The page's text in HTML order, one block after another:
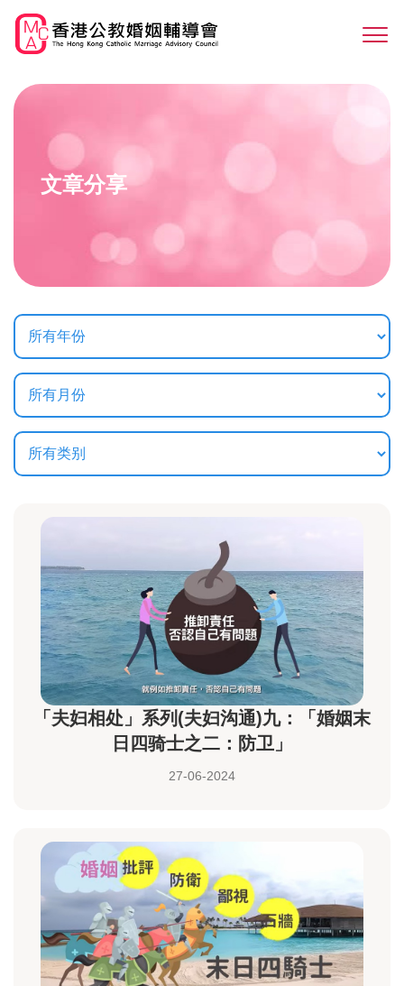
main
文章分享
「夫妇相处」系列(夫妇沟通)九：「婚姻末
日四骑士之二：防卫」
27-06-2024